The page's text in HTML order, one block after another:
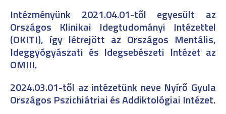
Intézményünk 2021.04.01-től egyesült az
Országos Klinikai Idegtudományi Intézettel
(OKITI), így létrejött az Országos Mentális,
Ideggyógyászati és Idegsebészeti Intézet az
OMIII.
2024.03.01-től az intézetünk neve Nyírő Gyula
Országos Pszichiátriai és Addiktológiai Intézet.